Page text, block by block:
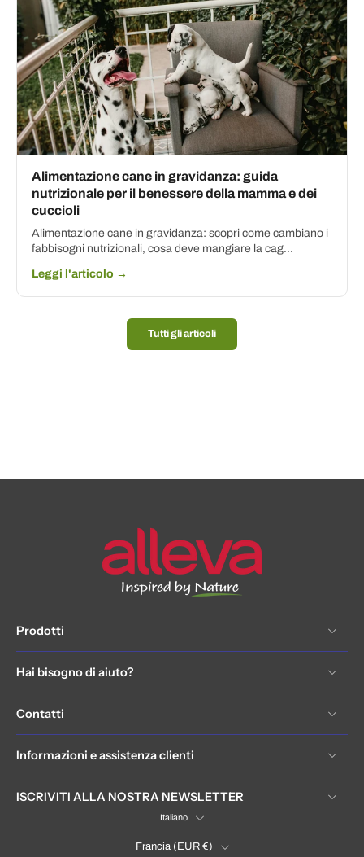
Alimentazione cane in gravidanza: guida
nutrizionale per il benessere della mamma e dei
cuccioli
Alimentazione cane in gravidanza: scopri come cambiano i
fabbisogni nutrizionali, cosa deve mangiare la cag...
Leggi l'articolo →
Tutti gli articoli
Prodotti
Hai bisogno di aiuto?
Contatti
Informazioni e assistenza clienti
ISCRIVITI ALLA NOSTRA NEWSLETTER
Italiano
Francia ‎(EUR €)‎